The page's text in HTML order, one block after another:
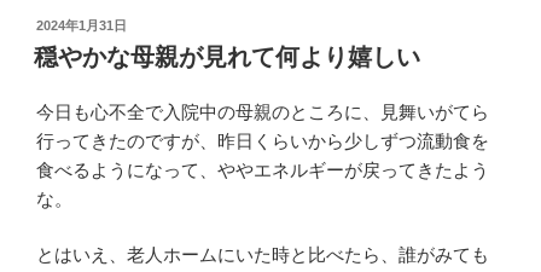
投
稿
日:
2024年1月31日
穏やかな母親が見れて何より嬉しい
今日も心不全で入院中の母親のところに、見舞いがてら
行ってきたのですが、昨日くらいから少しずつ流動食を
食べるようになって、ややエネルギーが戻ってきたよう
な。
とはいえ、老人ホームにいた時と比べたら、誰がみても